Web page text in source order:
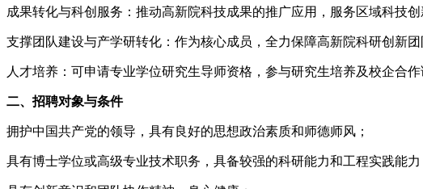
成果转化与科创服务：推动高新院科技成果的推广应用，服务区域科技创
支撑团队建设与产学研转化：作为核心成员，全力保障高新院科研创新
人才培养：可申请专业学位研究生导师资格，参与研究生培养及校企合
二、招聘对象与条件
拥护中国共产党的领导，具有良好的思想政治素质和师德师风；
具有博士学位或高级专业技术职务，具备较强的科研能力和工程实践能力